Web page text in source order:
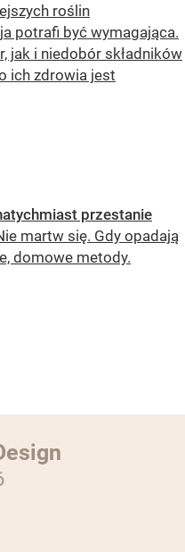
roślin
potrafi być wymagająca.
jak i niedobór składników
ich zdrowia jest
przestanie
martw się. Gdy opadają
domowe metody.